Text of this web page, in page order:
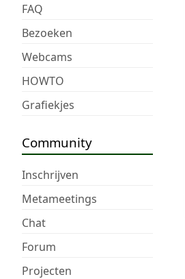
FAQ
Bezoeken
Webcams
HOWTO
Grafiekjes
Community
Inschrijven
Metameetings
Chat
Forum
Projecten